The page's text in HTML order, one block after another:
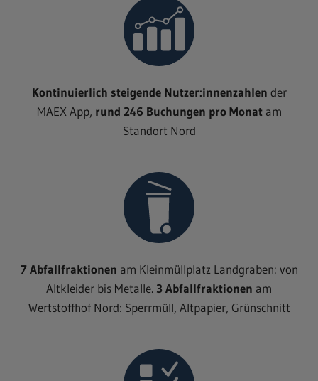
Kontinuierlich steigende Nutzer:innenzahlen der
MAEX App, rund 246 Buchungen pro Monatam
Standort Nord
7 Abfallfraktionen am Kleinmüllplatz Landgraben: von
Altkleider bis Metalle. 3 Abfallfraktionen am
Wertstoffhof Nord: Sperrmüll, Altpapier, Grünschnitt